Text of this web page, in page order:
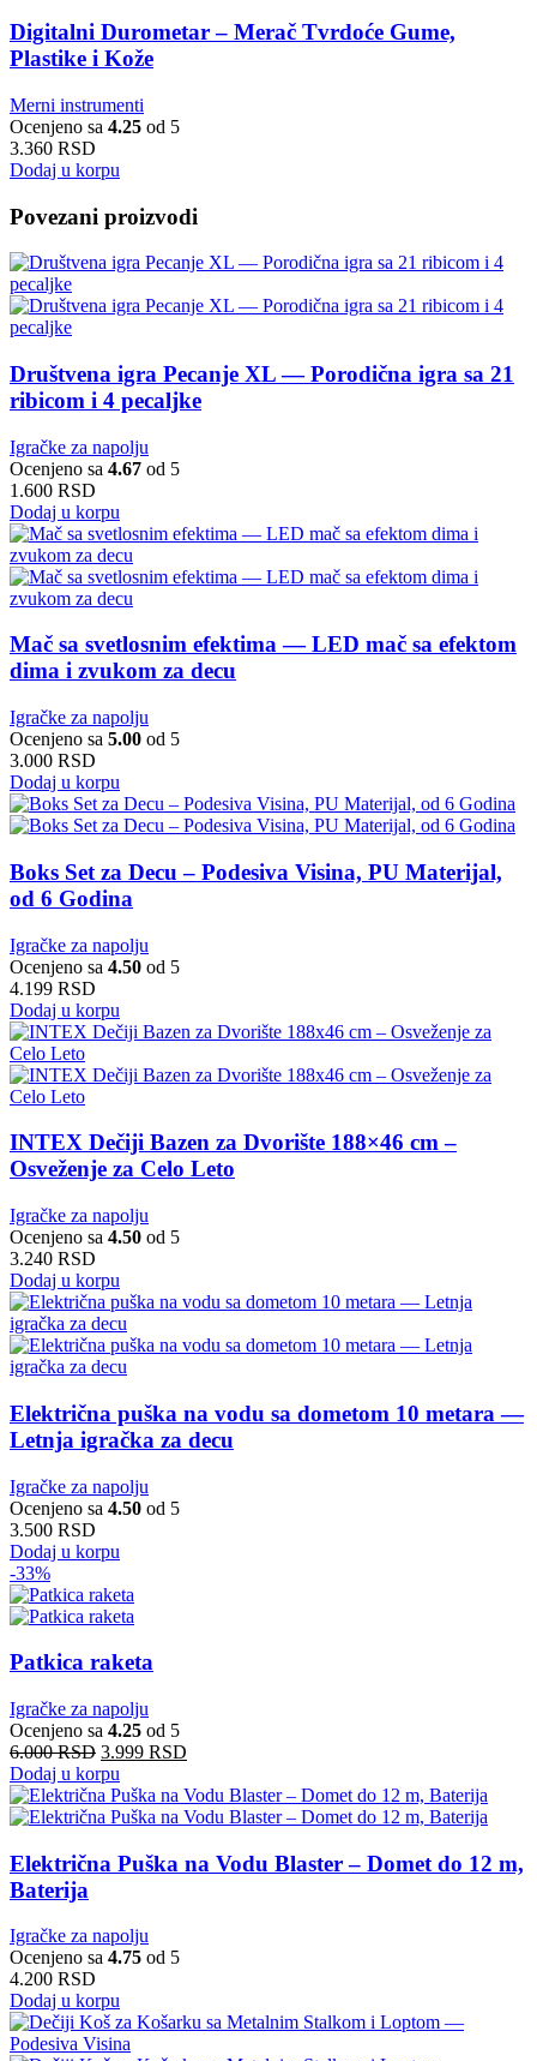
Digitalni Durometar – Merač Tvrdoće Gume,
Plastike i Kože
Merni instrumenti
Ocenjeno sa 4.25 od 5
3.360 RSD
Dodaj u korpu
Povezani proizvodi
Društvena igra Pecanje XL — Porodična igra sa 21
ribicom i 4 pecaljke
Igračke za napolju
Ocenjeno sa 4.67 od 5
1.600 RSD
Dodaj u korpu
Mač sa svetlosnim efektima — LED mač sa efektom
dima i zvukom za decu
Igračke za napolju
Ocenjeno sa 5.00 od 5
3.000 RSD
Dodaj u korpu
Boks Set za Decu – Podesiva Visina, PU Materijal,
od 6 Godina
Igračke za napolju
Ocenjeno sa 4.50 od 5
4.199 RSD
Dodaj u korpu
INTEX Dečiji Bazen za Dvorište 188×46 cm –
Osveženje za Celo Leto
Igračke za napolju
Ocenjeno sa 4.50 od 5
3.240 RSD
Dodaj u korpu
Električna puška na vodu sa dometom 10 metara —
Letnja igračka za decu
Igračke za napolju
Ocenjeno sa 4.50 od 5
3.500 RSD
Dodaj u korpu
-33%
Patkica raketa
Igračke za napolju
Ocenjeno sa 4.25 od 5
6.000RSD 3.999 RSD
Dodaj u korpu
Električna Puška na Vodu Blaster – Domet do 12 m,
Baterija
Igračke za napolju
Ocenjeno sa 4.75 od 5
4.200 RSD
Dodaj u korpu